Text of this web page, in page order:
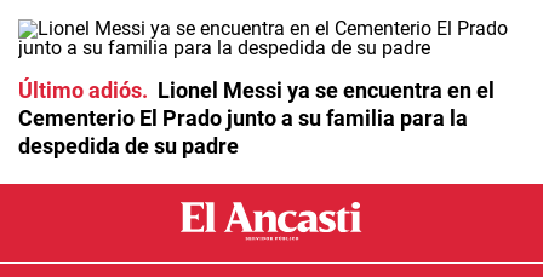
Último adiós
Lionel Messi ya se encuentra en el
Cementerio El Prado junto a su familia para la
despedida de su padre